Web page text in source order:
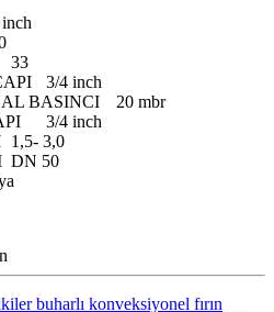
33
3/4 inch
BASINCI
20 mbr
3/4 inch
1,5- 3,0
DN 50
buharlı konveksiyonel fırın